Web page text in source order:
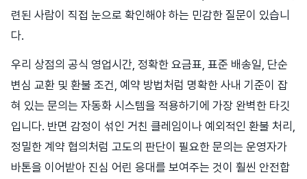
련된 사람이 직접 눈으로 확인해야 하는 민감한 질문이 있습니
다.
우리 상점의 공식 영업시간, 정확한 요금표, 표준 배송일, 단순
변심 교환 및 환불 조건, 예약 방법처럼 명확한 사내 기준이 잡
혀 있는 문의는 자동화 시스템을 적용하기에 가장 완벽한 타깃
입니다. 반면 감정이 섞인 거친 클레임이나 예외적인 환불 처리,
정밀한 계약 협의처럼 고도의 판단이 필요한 문의는 운영자가
바톤을 이어받아 진심 어린 응대를 보여주는 것이 훨씬 안전합